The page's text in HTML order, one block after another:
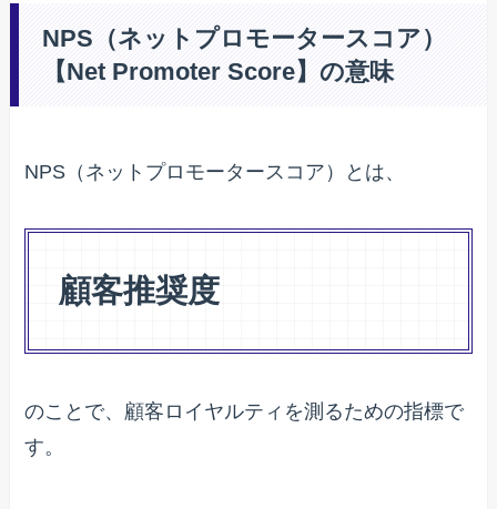
NPS（ネットプロモータースコア）
【Net Promoter Score】の意味
NPS（ネットプロモータースコア）とは、
顧客推奨度
のことで、顧客ロイヤルティを測るための指標で
す。